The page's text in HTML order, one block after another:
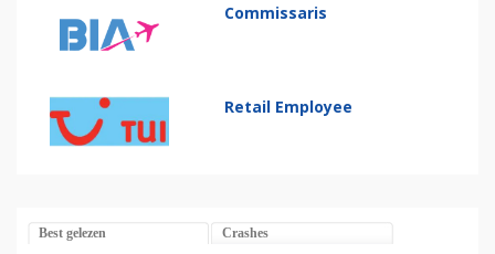
Commissaris
Retail Employee
Best gelezen Crashes